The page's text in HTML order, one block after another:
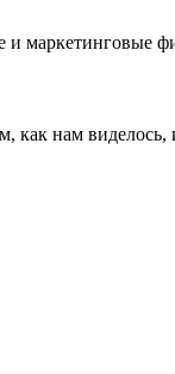
и маркетинговые
нам виделось,